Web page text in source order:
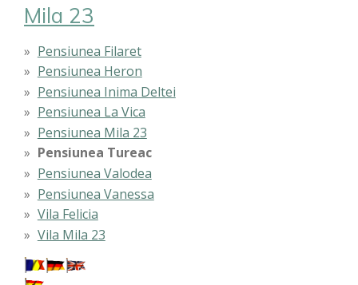
Mila 23
Pensiunea Filaret
Pensiunea Heron
Pensiunea Inima Deltei
Pensiunea La Vica
Pensiunea Mila 23
Pensiunea Tureac
Pensiunea Valodea
Pensiunea Vanessa
Vila Felicia
Vila Mila 23